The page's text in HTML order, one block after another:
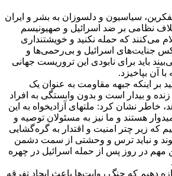
سیاسیون و دلسوزان به بشر و ایران
نظامی بر ضد اسرائیل و صهیونیسم
می‌کنند که حمله نکنید و خویشتنداری
جنایت‌های اسرائیل و بی‌رحمی‌ها و
باید برای نابودی این تروریست جهانی
آن بپاخیزد.
بر اینکه جبهه مقاومت به عنوان یک
و بیدار است و بدون وابستگی به افراد
خاطر نشان کرد: ملتهای آزادیخواه به این
هستند و ما نیز به مسئولان توصیه و
زیر چتر امنیت و اقتدار به گره‌گشایی
و نباید ترس و وحشتی از سمت دشمن
مهم در روز پس از حمله اسرائیل در چهره
دهیم که جنگ روایت‌ها باعث ایجاد تفرقه